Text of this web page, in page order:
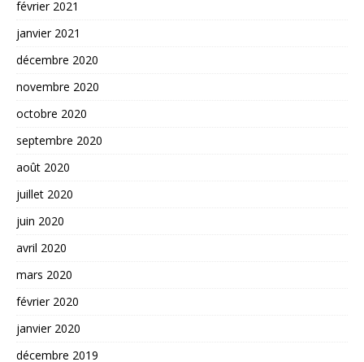
février 2021
janvier 2021
décembre 2020
novembre 2020
octobre 2020
septembre 2020
août 2020
juillet 2020
juin 2020
avril 2020
mars 2020
février 2020
janvier 2020
décembre 2019